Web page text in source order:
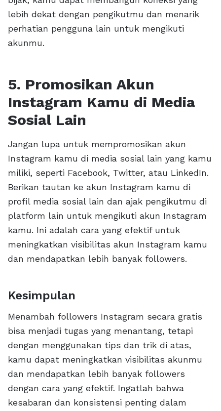
lebih dekat dengan pengikutmu dan menarik
perhatian pengguna lain untuk mengikuti
akunmu.
5. Promosikan Akun
Instagram Kamu di Media
Sosial Lain
Jangan lupa untuk mempromosikan akun
Instagram kamu di media sosial lain yang kamu
miliki, seperti Facebook, Twitter, atau LinkedIn.
Berikan tautan ke akun Instagram kamu di
profil media sosial lain dan ajak pengikutmu di
platform lain untuk mengikuti akun Instagram
kamu. Ini adalah cara yang efektif untuk
meningkatkan visibilitas akun Instagram kamu
dan mendapatkan lebih banyak followers.
Kesimpulan
Menambah followers Instagram secara gratis
bisa menjadi tugas yang menantang, tetapi
dengan menggunakan tips dan trik di atas,
kamu dapat meningkatkan visibilitas akunmu
dan mendapatkan lebih banyak followers
dengan cara yang efektif. Ingatlah bahwa
kesabaran dan konsistensi penting dalam